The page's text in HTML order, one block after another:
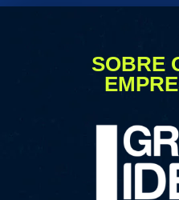
SOBRE